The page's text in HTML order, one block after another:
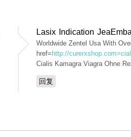
Lasix Indication
Worldwide Zentel Usa With
href= http://
Cialis Kamagra Viagra Ohne
回复